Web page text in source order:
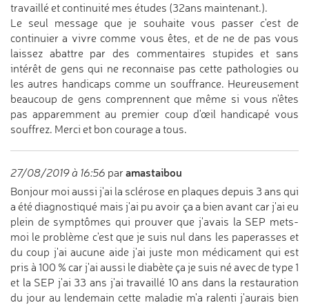
travaillé et continuité mes études (32ans maintenant.).
Le seul message que je souhaite vous passer c'est de
continuier a vivre comme vous êtes, et de ne de pas vous
laissez abattre par des commentaires stupides et sans
intérêt de gens qui ne reconnaise pas cette pathologies ou
les autres handicaps comme un souffrance. Heureusement
beaucoup de gens comprennent que même si vous n'êtes
pas apparemment au premier coup d'œil handicapé vous
souffrez. Merci et bon courage a tous.
27/08/2019 à 16:56 par amastaibou
Bonjour moi aussi j'ai la sclérose en plaques depuis 3 ans qui
a été diagnostiqué mais j'ai pu avoir ça a bien avant car j'ai eu
plein de symptômes qui prouver que j'avais la SEP mets-
moi le problème c'est que je suis nul dans les paperasses et
du coup j'ai aucune aide j'ai juste mon médicament qui est
pris à 100 % car j'ai aussi le diabète ça je suis né avec de type 1
et la SEP j'ai 33 ans j'ai travaillé 10 ans dans la restauration
du jour au lendemain cette maladie m'a ralenti j'aurais bien